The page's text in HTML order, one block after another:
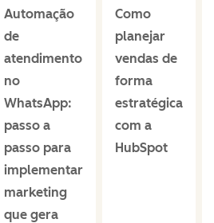
Automação
de
atendimento
no
WhatsApp:
passo a
passo para
implementar
marketing
que gera
Como
planejar
vendas de
forma
estratégica
com a
HubSpot